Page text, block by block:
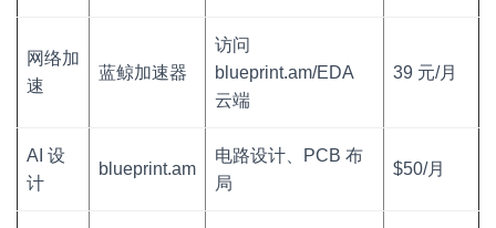
网络加
速
蓝鲸加速器
访问
blueprint.am/EDA
云端
39 元/月
AI 设
计
blueprint.am
电路设计、PCB 布
局
$50/月